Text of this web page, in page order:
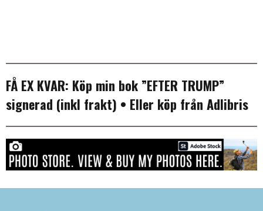
FÅ EX KVAR: Köp min bok ”EFTER TRUMP”
signerad (inkl frakt) • Eller köp från Adlibris